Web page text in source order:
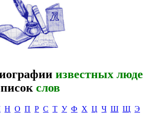
известных
слов
Н О П Р С Т У Ф Х Ц Ч Ш Щ Э